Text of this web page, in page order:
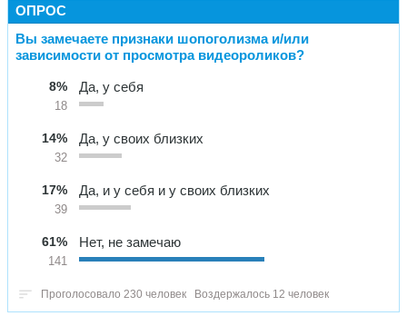
ОПРОС
Вы замечаете признаки шопоголизма и/или
зависимости от просмотра видеороликов?
8%
18
Да, у себя
14%
32
Да, у своих близких
17%
39
Да, и у себя и у своих близких
61%
141
Нет, не замечаю
Проголосовало 230 человек Воздержалось 12 человек